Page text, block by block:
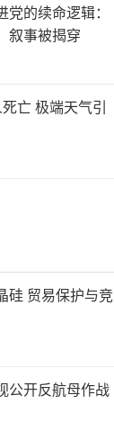
的续命逻辑：
事被揭穿
亡 极端天气引
硅 贸易保护与竞
公开反航母作战